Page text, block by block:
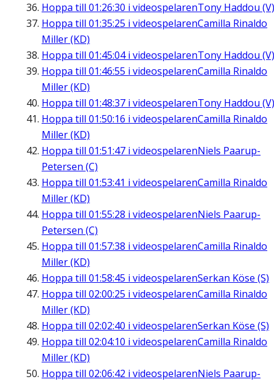
Hoppa till 01:26:30 i videospelarenTony Haddou (V)
Hoppa till 01:35:25 i videospelarenCamilla Rinaldo
Miller (KD)
Hoppa till 01:45:04i videospelarenTony Haddou (V)
Hoppa till 01:46:55 i videospelarenCamilla Rinaldo
Miller (KD)
Hoppa till 01:48:37 i videospelarenTony Haddou (V)
Hoppa till 01:50:16 i videospelarenCamilla Rinaldo
Miller (KD)
Hoppa till 01:51:47 i videospelarenNiels Paarup-
Petersen (C)
Hoppa till 01:53:41 i videospelarenCamilla Rinaldo
Miller (KD)
Hoppa till 01:55:28 i videospelarenNiels Paarup-
Petersen (C)
Hoppa till 01:57:38 i videospelarenCamilla Rinaldo
Miller (KD)
Hoppa till 01:58:45 i videospelarenSerkan Köse (S)
Hoppa till 02:00:25 i videospelarenCamilla Rinaldo
Miller (KD)
Hoppa till 02:02:40 i videospelarenSerkan Köse (S)
Hoppa till 02:04:10 i videospelarenCamilla Rinaldo
Miller (KD)
Hoppa till 02:06:42 i videospelarenNiels Paarup-